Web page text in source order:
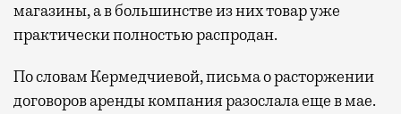
магазины, а в большинстве из них товар уже
практически полностью распродан.
По словам Кермедчиевой, письма о расторжении
договоров аренды компания разослала еще в мае.